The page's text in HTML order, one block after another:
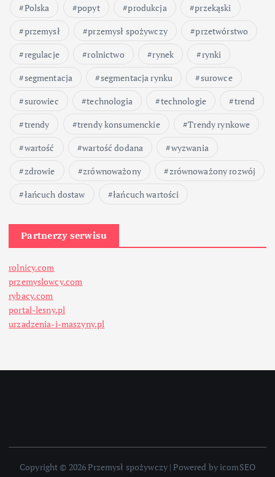
Polska
popyt produkcja
przekąski
przemysł
przemysł spożywczy
przetwórstwo
regulacje
rolnictwo rynek
rynki
segmentacja
segmentacja rynku
surowce
surowiec
technologia technologie
trend
trendy
trendy konsumenckie
Trendy rynkowe
wartość
wartość dodana
wyzwania
zdrowie
zrównoważony
zrównoważony rozwój
łańcuch dostaw
łańcuch wartości
Partnerzy serwisu
rolnicy.com
przemyslowcy.com
rybacy.com
portal-lesny.pl
urzadzenia-i-maszyny.pl
Copyright © 2026 Przemysł spożywczy | Powered by icomSEO